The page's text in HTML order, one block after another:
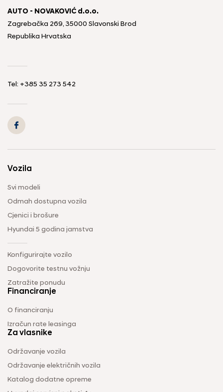
AUTO - NOVAKOVIĆ d.o.o.
Zagrebačka 269, 35000 Slavonski Brod
Republika Hrvatska
Tel: +385 35 273 542
Vozila
Svi modeli
Odmah dostupna vozila
Cjenici i brošure
Hyundai 5 godina jamstva
Konfigurirajte vozilo
Dogovorite testnu vožnju
Zatražite ponudu
Financiranje
O financiranju
Izračun rate leasinga
Za vlasnike
Održavanje vozila
Održavanje električnih vozila
Katalog dodatne opreme